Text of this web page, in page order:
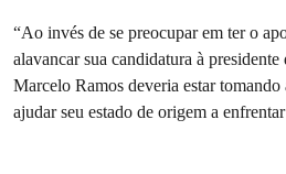
“Ao invés de se preocupar em ter o
alavancar sua candidatura à
Marcelo Ramos deveria estar tomando
ajudar seu estado de origem a